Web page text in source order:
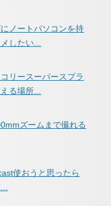
ノートパソコンを持
したい...
リースーパースプラ
る場所...
ズームまで撮れる
使おうと思ったら